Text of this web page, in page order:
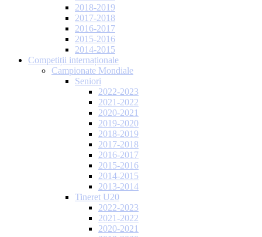
2018-2019
2017-2018
2016-2017
2015-2016
2014-2015
Competiții internaționale
Campionate Mondiale
Seniori
2022-2023
2021-2022
2020-2021
2019-2020
2018-2019
2017-2018
2016-2017
2015-2016
2014-2015
2013-2014
Tineret U20
2022-2023
2021-2022
2020-2021